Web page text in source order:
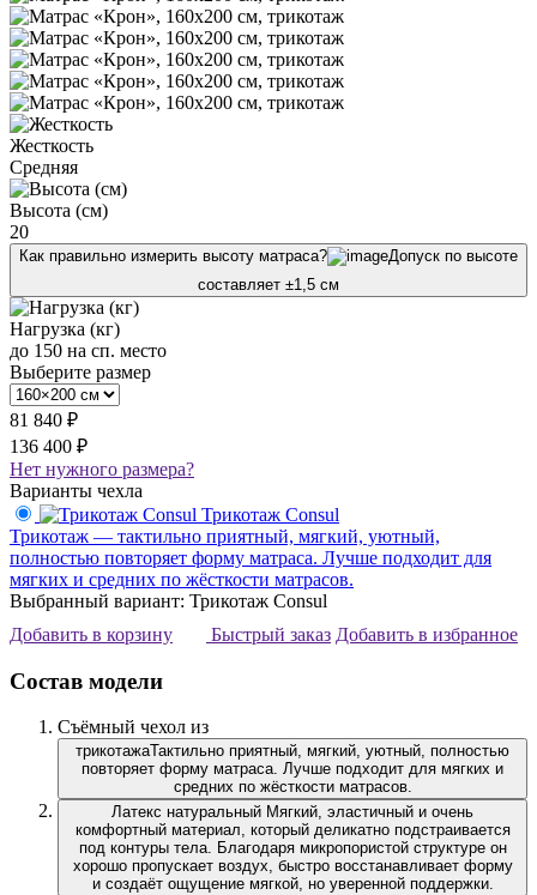
Жесткость
Средняя
Высота (см)
20
Как правильно измерить высоту матраса?
Допуск по высоте
составляет ±1,5 см
Нагрузка (кг)
до 150 на сп. место
Выберите размер
81 840 ₽
136 400 ₽
Нет нужного размера?
Варианты чехла
Трикотаж Consul
Трикотаж — тактильно приятный, мягкий, уютный,
полностью повторяет форму матраса. Лучше подходит для
мягких и средних по жёсткости матрасов.
Выбранный вариант: Трикотаж Consul
Добавить в корзину
Быстрый заказ Добавить в избранное
Состав модели
Съёмный чехол из
трикотажаТактильно приятный, мягкий, уютный, полностью
повторяет форму матраса. Лучше подходит для мягких и
средних по жёсткости матрасов.
Латекс натуральный Мягкий, эластичный и очень
комфортный материал, который деликатно подстраивается
под контуры тела. Благодаря микропористой структуре он
хорошо пропускает воздух, быстро восстанавливает форму
и создаёт ощущение мягкой, но уверенной поддержки.